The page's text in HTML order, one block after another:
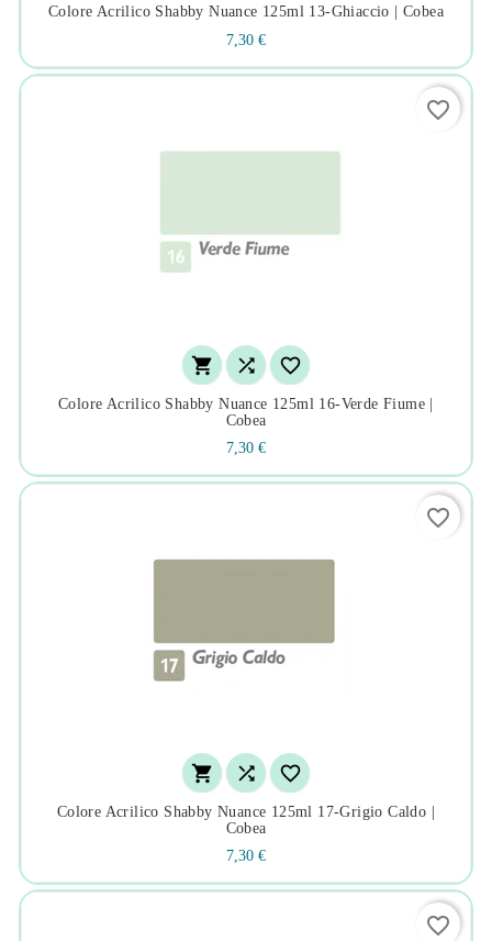
Colore Acrilico Shabby Nuance 125ml 13-Ghiaccio | Cobea
7,30 €
  
Colore Acrilico Shabby Nuance 125ml 16-Verde Fiume |
Cobea
7,30 €
favorite_border
  
Colore Acrilico Shabby Nuance 125ml 17-Grigio Caldo |
Cobea
7,30 €
favorite_border
favorite_border